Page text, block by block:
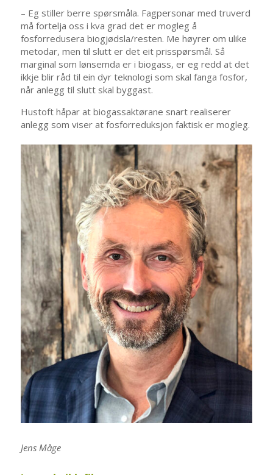
– Eg stiller berre spørsmåla. Fagpersonar med truverd
må fortelja oss i kva grad det er mogleg å
fosforredusera biogjødsla/resten. Me høyrer om ulike
metodar, men til slutt er det eit prisspørsmål. Så
marginal som lønsemda er i biogass, er eg redd at det
ikkje blir råd til ein dyr teknologi som skal fanga fosfor,
når anlegg til slutt skal byggast.
Hustoft håpar at biogassaktørane snart realiserer
anlegg som viser at fosforreduksjon faktisk er mogleg.
Jens Måge